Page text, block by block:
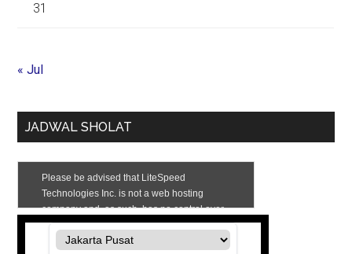
31
« Jul
JADWAL SHOLAT